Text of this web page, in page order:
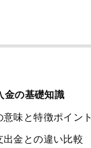
金の基礎知識
味と特徴ポイント
金との違い比較